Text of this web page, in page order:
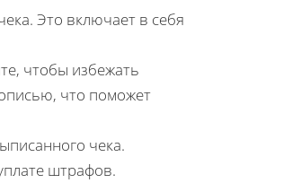
Это включает в себя
чтобы избежать
что поможет
чека.
штрафов.